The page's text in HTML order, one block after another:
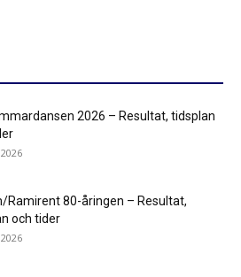
2026 – Resultat, tidsplan
Ramirent 80-åringen – Resultat,
och tider